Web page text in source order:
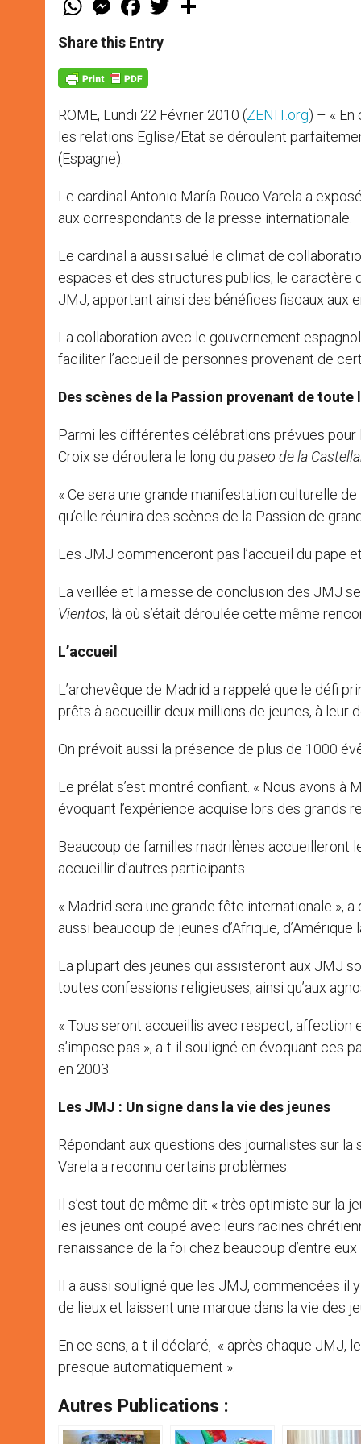
t
s
p
p
e
s
e
g
e
a
e
b
k
w
Share this Entry
ROME, Lundi 22 Février 2010 (ZENIT.org) – «
les relations Eglise/Etat se déroulent
(Espagne).
Le cardinal Antonio María Rouco Varela a
aux correspondants de la presse internationale.
Le cardinal a aussi salué le climat de
espaces et des structures publics, le caractère
JMJ, apportant ainsi des bénéfices fiscaux aux
La collaboration avec le gouvernement
faciliter l’accueil de personnes provenant de
Des scènes de la Passion provenant de toute
Parmi les différentes célébrations prévues pour
Croix se déroulera le long du paseo de la
« Ce sera une grande manifestation culturelle
qu’elle réunira des scènes de la Passion de
Les JMJ commenceront pas l’accueil du pape
La veillée et la messe de conclusion des JMJ
Vientos, là où s’était déroulée cette même
L’accueil
L’archevêque de Madrid a rappelé que le défi
prêts à accueillir deux millions de jeunes, à leur
On prévoit aussi la présence de plus de 1000
Le prélat s’est montré confiant. « Nous avons à
évoquant l’expérience acquise lors des grands
Beaucoup de familles madrilènes accueilleront
accueillir d’autres participants.
« Madrid sera une grande fête internationale »,
aussi beaucoup de jeunes d’Afrique, d’Amérique
La plupart des jeunes qui assisteront aux JMJ
toutes confessions religieuses, ainsi qu’aux
« Tous seront accueillis avec respect, affection
s’impose pas », a-t-il souligné en évoquant ces
en 2003.
Les JMJ : Un signe dans la vie des jeunes
Répondant aux questions des journalistes sur
Varela a reconnu certains problèmes.
Il s’est tout de même dit « très optimiste sur la
les jeunes ont coupé avec leurs racines
renaissance de la foi chez beaucoup d’entre eux
Il a aussi souligné que les JMJ, commencées il
de lieux et laissent une marque dans la vie des
En ce sens, a-t-il déclaré, « après chaque JMJ,
presque automatiquement ».
Autres Publications :